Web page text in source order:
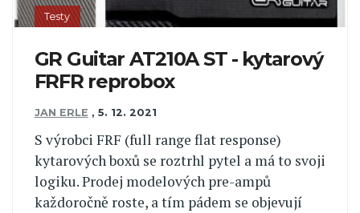
Testy
GR Guitar AT210A ST - kytarový
FRFR reprobox
JAN ERLE , 5. 12. 2021
S výrobci FRF (full range flat response)
kytarových boxů se roztrhl pytel a má to svoji
logiku. Prodej modelových pre-ampů
každoročně roste, a tím pádem se objevují